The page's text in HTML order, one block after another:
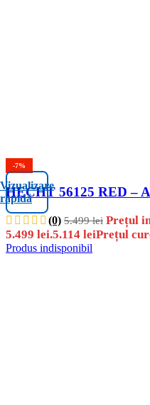
-7%
Vizualizare
rapidă
HECHT 56125 RED –
(0) 5.499lei Prețul
5.499 lei.5.114 leiPrețul
Produs indisponibil